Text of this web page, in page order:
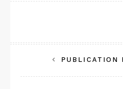
Navigation
de
PUBLICATION